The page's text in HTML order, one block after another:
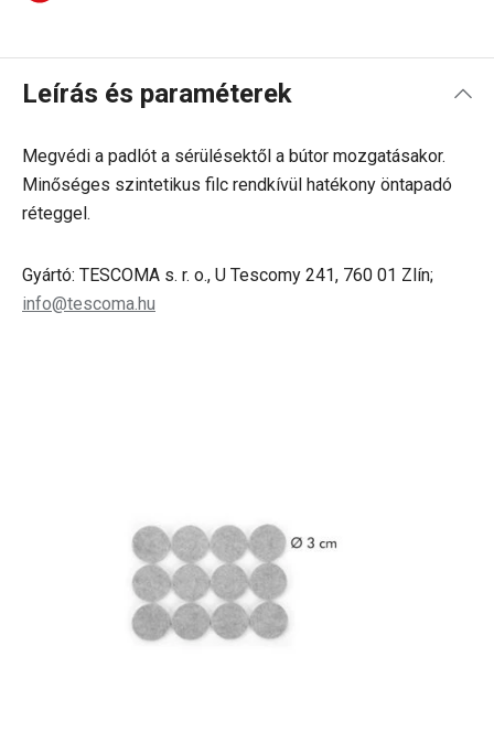
Leírás és paraméterek
Megvédi a padlót a sérülésektől a bútor mozgatásakor.
Minőséges szintetikus filc rendkívül hatékony öntapadó
réteggel.
Gyártó: TESCOMA s. r. o., U Tescomy 241, 760 01 Zlín;
info@tescoma.hu